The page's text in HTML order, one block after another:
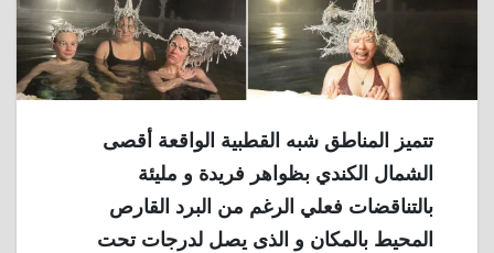
تتميز المناطق شبه القطبية الواقعة أقصى
الشمال الكندي بظواهر فريدة و مليئة
بالتناقضات فعلي الرغم من البرد القارص
المحيط بالمكان و الذى يصل لدرجات تحت